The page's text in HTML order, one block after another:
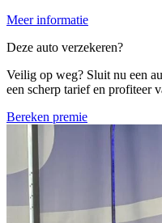
Meer informatie
Deze auto verzekeren?
Veilig op weg? Sluit nu een
een scherp tarief en profiteer
Bereken premie